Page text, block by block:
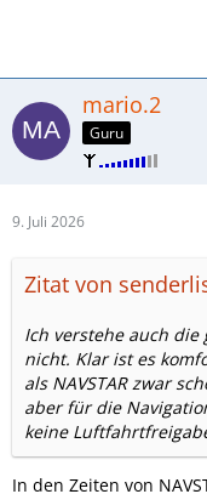
mario.2
Guru
9. Juli 2026
Zitat von
Ich verstehe auch die
nicht. Klar ist es
als NAVSTAR zwar
aber für die
keine
In den Zeiten von